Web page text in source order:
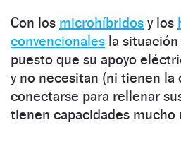
Con los microhíbridos y los
convencionales la
puesto que su apoyo
y no necesitan (ni tienen la
conectarse para rellenar
tienen capacidades mucho